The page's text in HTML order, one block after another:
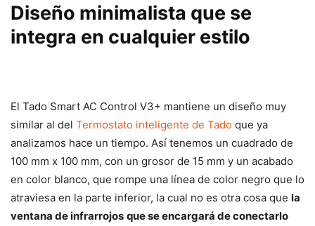
Diseño minimalista que se
integra en cualquier estilo
El Tado Smart AC Control V3+ mantiene un diseño muy
similar al del Termostato inteligente de Tado que ya
analizamos hace un tiempo. Así tenemos un cuadrado de
100 mm x 100 mm, con un grosor de 15 mm y un acabado
en color blanco, que rompe una línea de color negro que lo
atraviesa en la parte inferior, la cual no es otra cosa que la
ventana de infrarrojos que se encargará de conectarlo